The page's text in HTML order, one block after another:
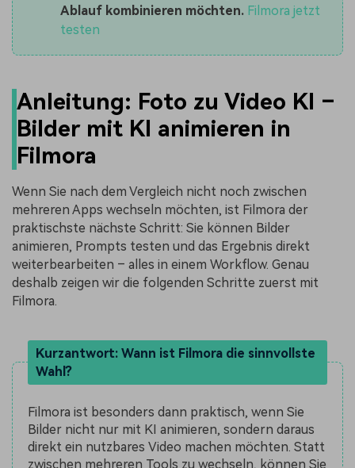
Ablauf kombinieren möchten. Filmora jetzt
testen
Anleitung: Foto zu Video KI –
Bilder mit KI animieren in
Filmora
Wenn Sie nach dem Vergleich nicht noch zwischen
mehreren Apps wechseln möchten, ist Filmora der
praktischste nächste Schritt: Sie können Bilder
animieren, Prompts testen und das Ergebnis direkt
weiterbearbeiten – alles in einem Workflow. Genau
deshalb zeigen wir die folgenden Schritte zuerst mit
Filmora.
Kurzantwort: Wann ist Filmora die sinnvollste
Wahl?
Filmora ist besonders dann praktisch, wenn Sie
Bilder nicht nur mit KI animieren, sondern daraus
direkt ein nutzbares Video machen möchten. Statt
zwischen mehreren Tools zu wechseln, können Sie